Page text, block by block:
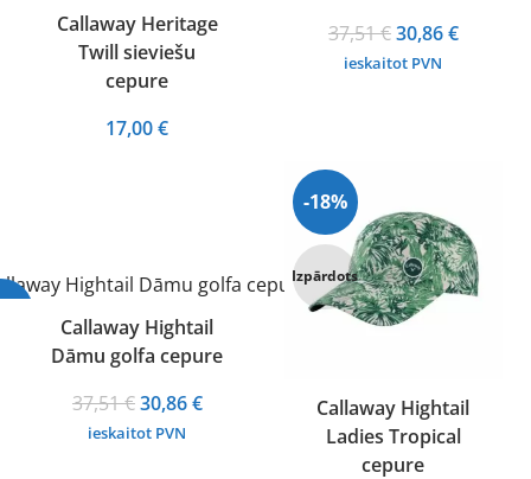
Callaway Heritage
Twill sieviešu
cepure
17,00€
37,51€Original
price
30,86€Current
ieskaitot PVN
Callaway Hightail
Dāmu golfa cepure
37,51€Original
price
30,86€Current
ieskaitot PVN
-18%
Izpārdots
Callaway Hightail
Ladies Tropical
cepure